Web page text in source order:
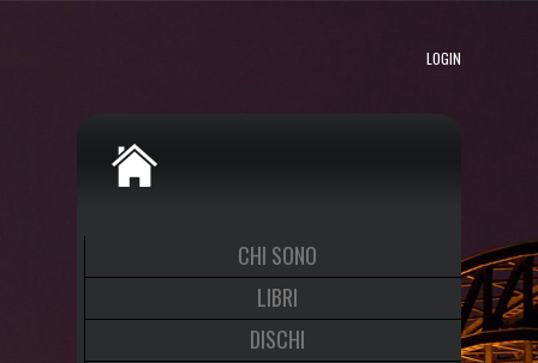
LOGIN
CHI SONO
LIBRI
DISCHI